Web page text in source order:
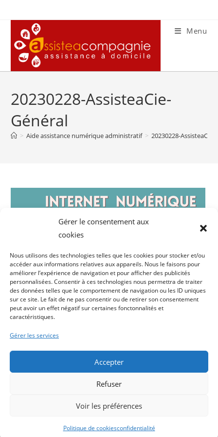
Gérer le consentement aux
cookies
Nous utilisons des technologies telles que les cookies pour stocker et/ou
accéder aux informations relatives aux appareils. Nous le faisons pour
améliorer l’expérience de navigation et pour afficher des publicités
personnalisées. Consentir à ces technologies nous permettra de traiter
des données telles que le comportement de navigation ou les ID uniques
sur ce site. Le fait de ne pas consentir ou de retirer son consentement
peut avoir un effet négatif sur certaines fonctonnalités et
caractéristiques.
Gérer les services
Accepter
Refuser
Voir les préférences
Politique de cookiesconfidentialité
content
Menu
20230228-AssisteaCie-
Général
> Aide assistance numérique administratif > 20230228-AssisteaCie-
Contact assistea compagnie
Conditions générales
Copyright 2026 - Assistea Compagnie Eurl RCS MONTLUCON
503171969 - Tout droit de reproduction interdit.